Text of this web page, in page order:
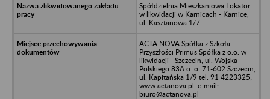
Spółdzielnia Mieszkaniowa Lokator
w likwidacji w Karnicach - Karnice,
ul. Kasztanowa 1/7
ACTA NOVA Spółka z Szkoła
Przyszłości Primus Spółka z o.o. w
likwidacji - Szczecin, ul. Wojska
Polskiego 83A o. o. 71-602 Szczecin,
ul. Kapitańska 1/9 tel. 91 4223325;
www.actanova.pl, e-mail:
biuro@actanova.pl